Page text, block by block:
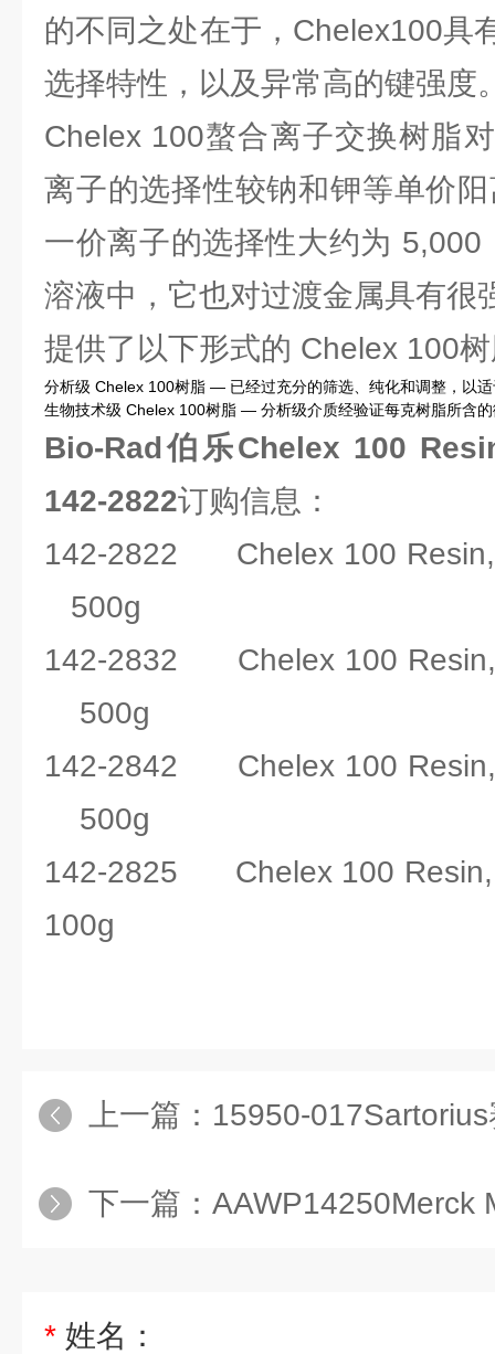
的不同之处在于，Chelex100具
选择特性，以及异常高的键强度
Chelex 100螯合离子交换树脂
离子的选择性较钠和钾等单价
一价离子的选择性大约为
溶液中，它也对过渡金属具有很
提供了以下形式的 Chelex 100
分析级 Chelex 100树脂 — 已经过充分的筛选、纯化和调整，以
生物技术级 Chelex 100树脂 — 分析级介质经验证每克树脂所含
Bio-Rad伯乐Chelex 100
142-2822订购信息：
142-2822 Chelex 100
500g
142-2832 Chelex 100
500g
142-2842 Chelex 100
500g
142-2825 Chelex 100
100g
上一篇： 15950-017Sartorius赛多
下一篇： AAWP14250Merck Millipore混合纤维素
* 姓名：